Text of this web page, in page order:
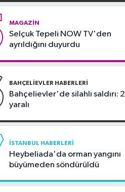
MAGAZIN
Selçuk Tepeli NOW TV'den
ayrıldığını duyurdu
BAHÇELIEVLER HABERLERI
Bahçelievler'de silahlı saldırı: 2
yaralı
İSTANBUL HABERLERI
Heybeliada'da orman yangını
büyümeden söndürüldü